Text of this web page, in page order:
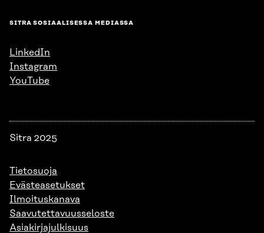
SITRA SOSIAALISESSA MEDIASSA
LinkedIn
Instagram
YouTube
Sitra 2025
Tietosuoja
Evästeasetukset
Ilmoituskanava
Saavutettavuusseloste
Asiakirjajulkisuus